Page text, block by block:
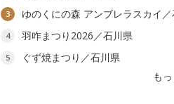
3 ゆのくにの森 アンブレラスカイ
4 羽咋まつり2026／石川県
5
ぐず焼まつり／石川県
も